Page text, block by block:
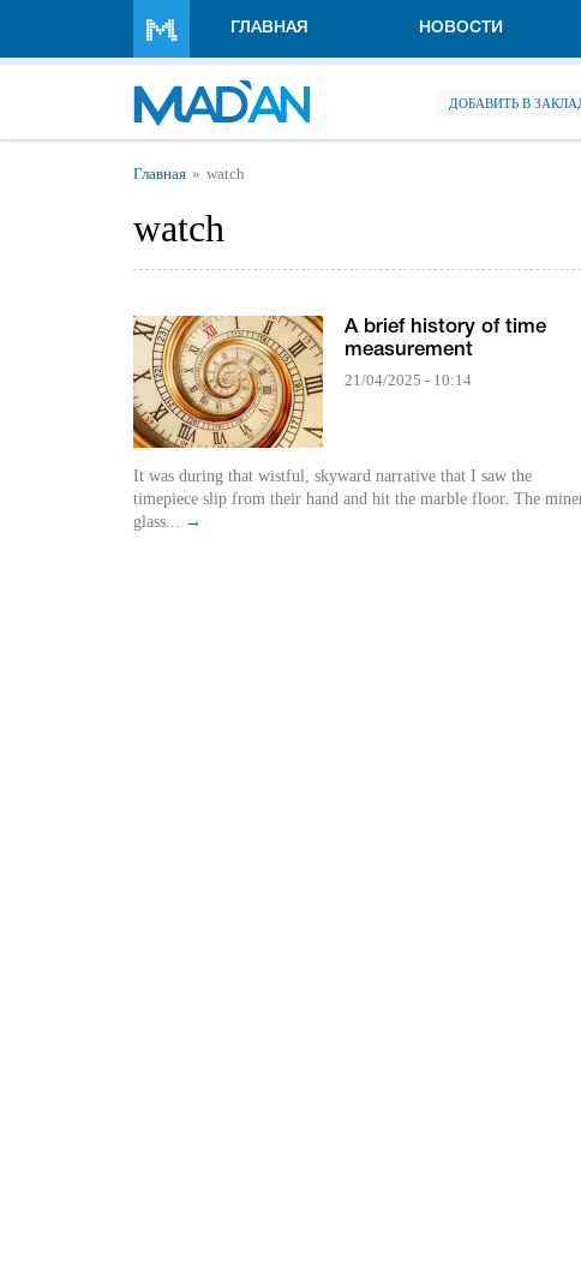
ГЛАВНАЯ НОВОСТИ
ДОБАВИТЬ В
Вы здесь
Главная watch
watch
A brief history of time
measurement
21/04/2025 - 10:14
It was during that wistful, skyward narrative that I saw the
timepiece slip from their hand and hit the marble floor. The
glass... →